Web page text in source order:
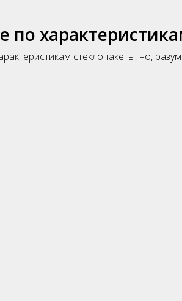
стеклопакеты, но,